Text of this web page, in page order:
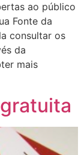
ao público
Fonte da
consultar os
da
mais